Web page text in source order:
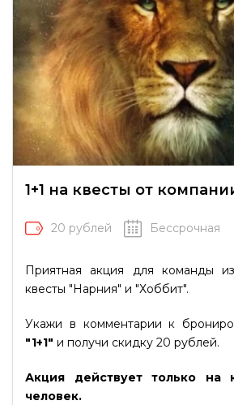
1+1 на квесты от
20 рублей Бессрочная
Приятная акция для команды
квесты "Нарния" и "Хоббит".
Укажи в комментарии к
"1+1" и получи скидку 20 рублей.
Акция действует только на
человек.